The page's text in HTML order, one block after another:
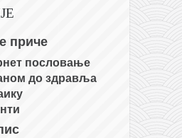
приче
пословање
до здравља